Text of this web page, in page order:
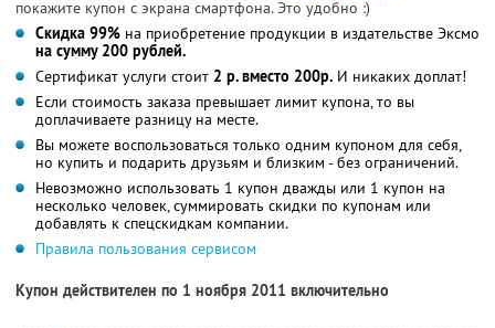
покажите купон с экрана смартфона. Это удобно :)
Скидка 99% на приобретение продукции в издательстве Эксмо
на сумму 200 рублей.
Сертификат услуги стоит 2 р. вместо 200р. И никаких доплат!
Если стоимость заказа превышает лимит купона, то вы
доплачиваете разницу на месте.
Вы можете воспользоваться только одним купоном для себя,
но купить и подарить друзьям и близким - без ограничений.
Невозможно использовать 1 купон дважды или 1 купон на
несколько человек, суммировать скидки по купонам или
добавлять к спецскидкам компании.
Правила пользования сервисом
Купон действителен по 1 ноября 2011 включительно